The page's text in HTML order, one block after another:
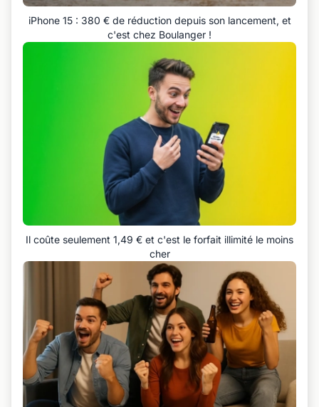
iPhone 15 : 380 € de réduction depuis son lancement, et
c'est chez Boulanger !
Il coûte seulement 1,49 € et c'est le forfait illimité le moins
cher